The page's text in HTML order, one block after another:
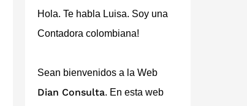
Hola. Te habla Luisa. Soy una
Contadora colombiana!
Sean bienvenidos a la Web
Dian Consulta. En esta web